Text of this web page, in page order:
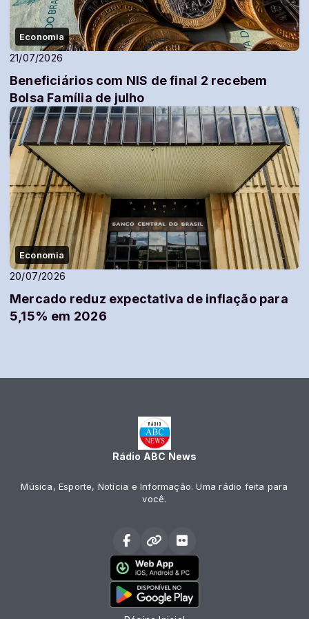
Economia
21/07/2026
Beneficiários com NIS de final 2 recebem
Bolsa Família de julho
Economia
20/07/2026
Mercado reduz expectativa de inflação para
5,15% em 2026
Rádio ABC News
Música, Esporte, Notícia e Informação. Uma rádio feita para
você.